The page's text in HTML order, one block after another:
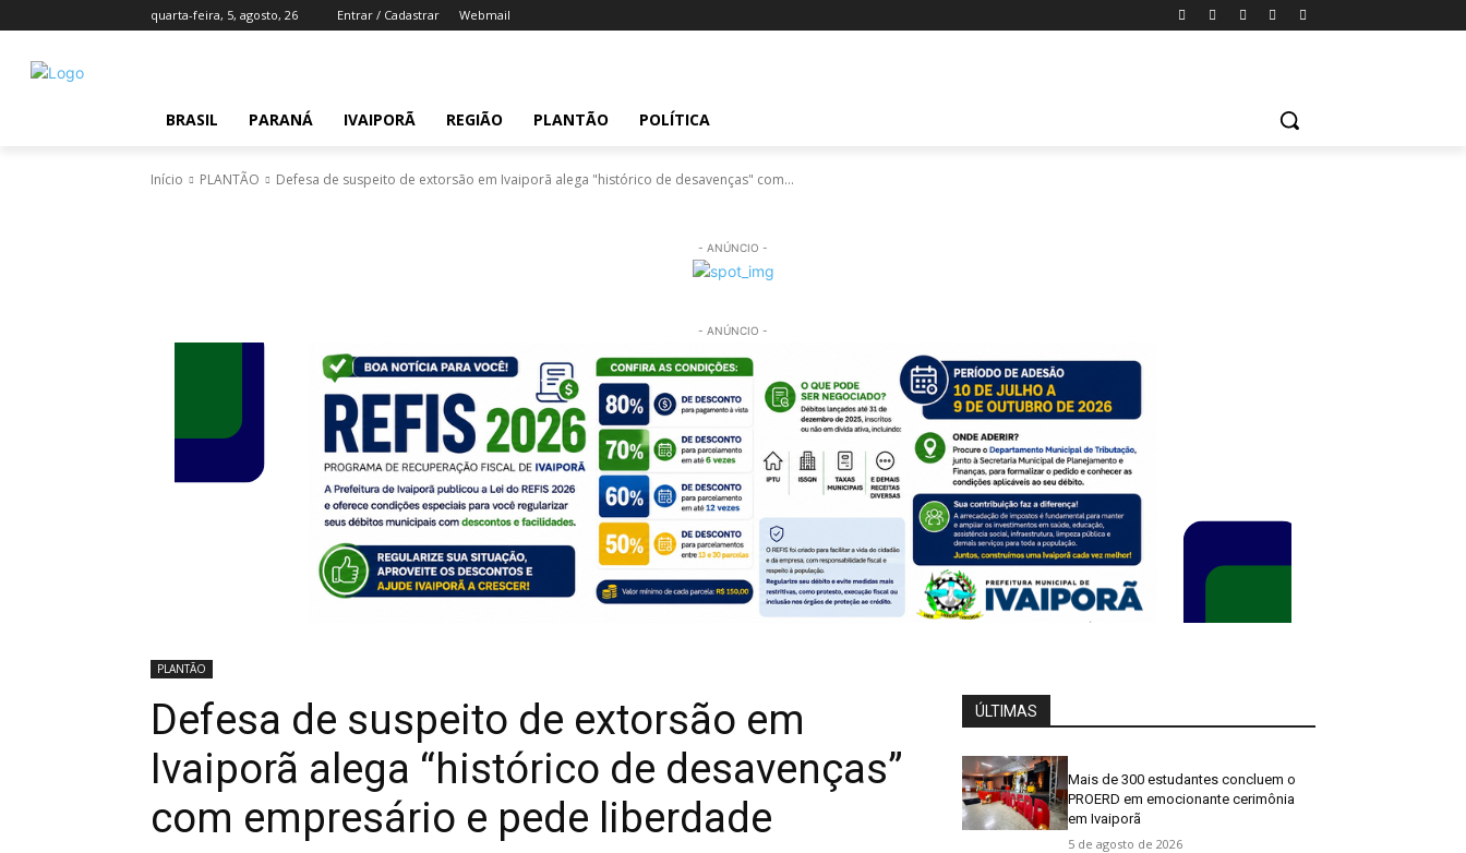
quarta-feira, 5, agosto, 26 Entrar / Cadastrar Webmail
BRASIL PARANÁ IVAIPORÃ REGIÃO PLANTÃO POLÍTICA
Início PLANTÃO Defesa de suspeito de extorsão em Ivaiporã alega "histórico de desavenças" com...
- ANÚNCIO -
- ANÚNCIO -
PLANTÃO
Defesa de suspeito de extorsão em
Ivaiporã alega “histórico de desavenças”
com empresário e pede liberdade
ÚLTIMAS
Mais de 300 estudantes concluem o
PROERD em emocionante cerimônia
em Ivaiporã
5 de agosto de 2026